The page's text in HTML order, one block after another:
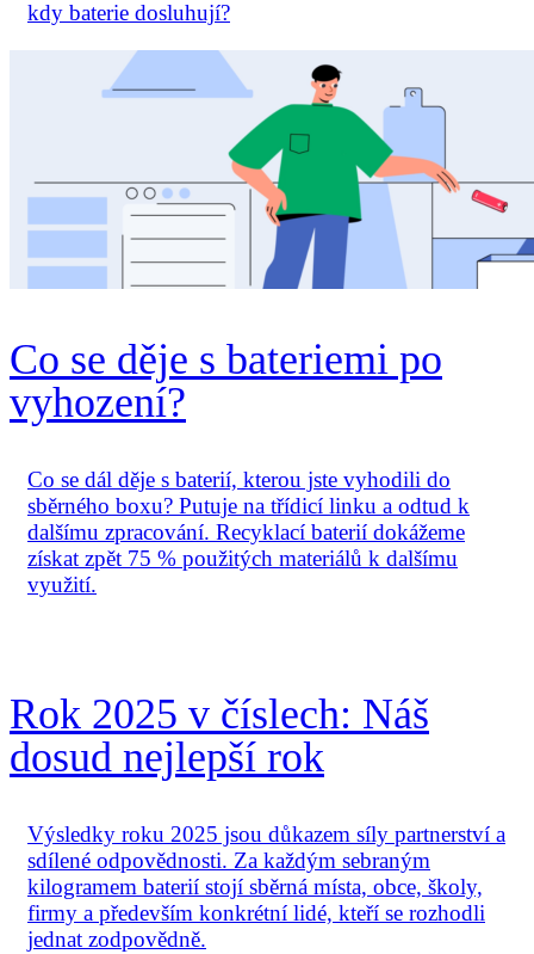
kdy baterie dosluhují?
Co se děje s bateriemi po
vyhození?
Co se dál děje s baterií, kterou jste vyhodili do
sběrného boxu? Putuje na třídicí linku a odtud k
dalšímu zpracování. Recyklací baterií dokážeme
získat zpět 75 % použitých materiálů k dalšímu
využití.
Rok 2025 v číslech: Náš
dosud nejlepší rok
Výsledky roku 2025 jsou důkazem síly partnerství a
sdílené odpovědnosti. Za každým sebraným
kilogramem baterií stojí sběrná místa, obce, školy,
firmy a především konkrétní lidé, kteří se rozhodli
jednat zodpovědně.